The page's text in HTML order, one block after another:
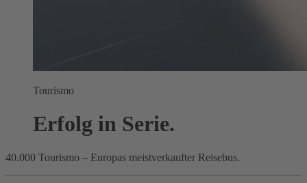
Tourismo
Erfolg in Serie.
40.000 Tourismo – Europas meistverkaufter Reisebus.